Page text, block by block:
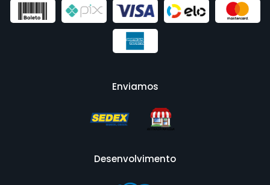
Enviamos
Desenvolvimento